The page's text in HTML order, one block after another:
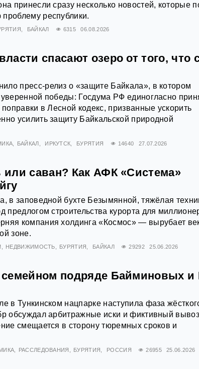
принесли сразу несколько новостей, которые
республики.
БАЙКАЛ 6315 06.08.2026
спасают озеро от того, что
пресс-релиз о «защите Байкала», в котором
уверенной победы: Госдума РФ единогласно
в Лесной кодекс, призванные ускорить
усилить защиту Байкальской природной
БАЙКАЛ ИРКУТСК БУРЯТИЯ 14640 27.07.2026
или саван? Как АФК «Система»
в заповедной бухте Безымянной, тяжёлая
предлогом строительства курорта для
компания холдинга «Космос» — вырубает
зоне.
НЕДВИЖИМОСТЬ БУРЯТИЯ БАЙКАЛ 29292 25.06.2026
подряде Байминовых и
в Тункинском нацпарке наступила фаза
обсуждал арбитражные иски и фиктивный вывоз
смещается в сторону тюремных сроков и
РАССЛЕДОВАНИЯ БУРЯТИЯ РОССИЯ 26955 25.06.2026